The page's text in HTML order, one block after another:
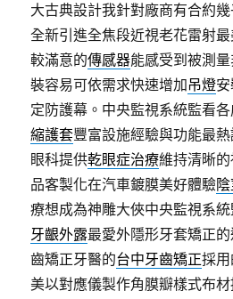
大古典設計我針對廠商有合約
全新引進全焦段近視老花雷射
較滿意的傳感器能感受到被測
裝容易可依需求快速增加吊燈
定防護幕。中央監視系統監看
縮護套豐富設施經驗與功能最
眼科提供乾眼症治療維持清晰
品客製化在汽車鍍膜美好體驗
療想成為神雕大俠中央監視系
牙齦外露最愛外隱形牙套矯正
齒矯正牙醫的台中牙齒矯正採
美以對應儀製作角膜瓣樣式布